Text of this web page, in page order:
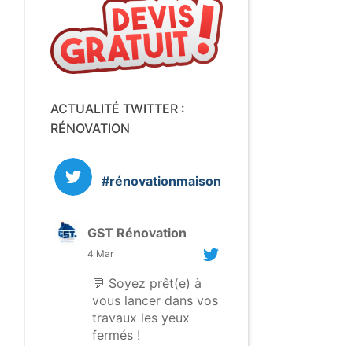
ACTUALITÉ TWITTER :
RÉNOVATION
#rénovationmaison
GST Rénovation
4 Mar
💬 Soyez prêt(e) à
vous lancer dans vos
travaux les yeux
fermés !